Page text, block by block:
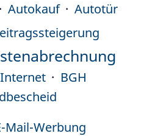
Autokauf
Autotür
BGH
Mail-Werbung